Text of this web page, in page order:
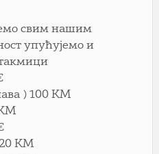
свим нашим
упућујемо и
) 100 КМ
КМ